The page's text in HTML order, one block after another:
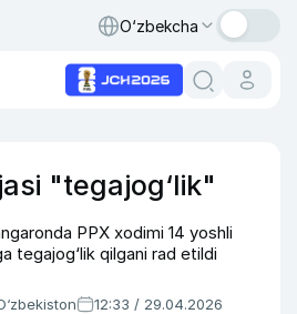
O‘zbekcha
"tegajog‘lik"
PPX xodimi 14 yoshli
tegajog‘lik qilgani rad etildi
12:33 / 29.04.2026